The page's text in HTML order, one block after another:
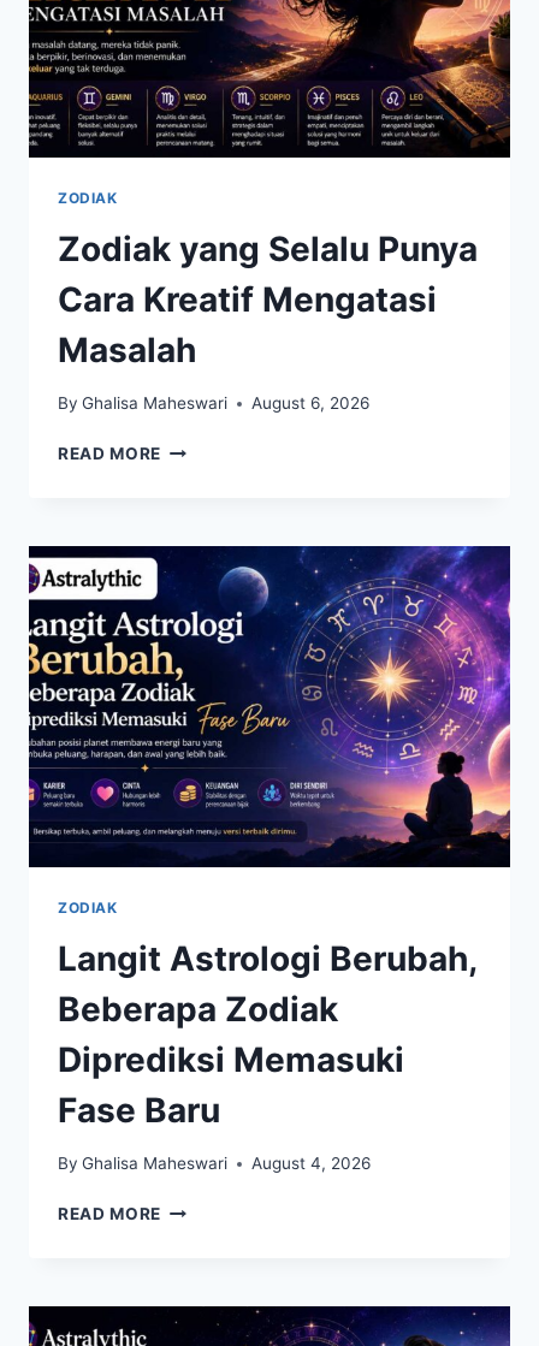
ZODIAK
Zodiak yang Selalu Punya
Cara Kreatif Mengatasi
Masalah
By Ghalisa Maheswari August 6, 2026
READ MORE ZODIAK
CARA
KREATIF
MENGATASI
MASALAH
ZODIAK
Langit Astrologi Berubah,
Beberapa Zodiak
Diprediksi Memasuki
Fase Baru
By Ghalisa Maheswari August 4, 2026
READ MORE LANGIT
ZODIAK
DIPREDIKSI